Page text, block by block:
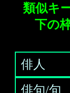
類似キ
下の
俳人
俳句/句